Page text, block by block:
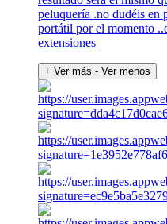
peluquería .no dudéis en
portátil por el momento
extensiones
+ Ver más - Ver menos